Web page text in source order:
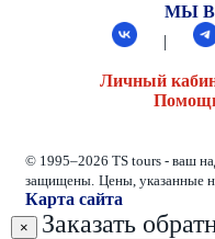
МЫ В
|
Личный
© 1995–2026 TS tours - ваш
защищены. Цены, указанные
Карта сайта
× Заказать